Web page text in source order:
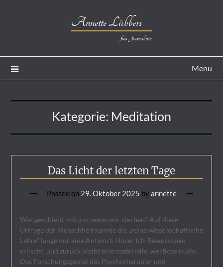
Annette Lübbers
freie Journalistin
Menu
Kategorie: Meditation
Das Licht der letzten Tage
Posted on 29. Oktober 2025 by annette
Was geschieht mit uns, wenn wir sterben? Auf diese
Urfrage der Menschheit kannte die „reine wissenschaftliche
Lehre“ lange nur eine Antwort: Unser Ich-Bewusstsein
erlischt, und zurück bleibt eine materielle, wertlose Hülle.
Das Forschungsgebiet des Psychotherapie- und